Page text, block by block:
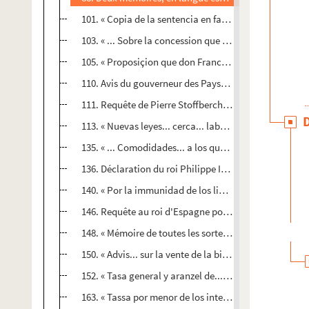
101. « Copia de la sentencia en favor de Joseph de
103. « ... Sobre la concession que S. Magestad pide
105. « Proposiçion que don Francisco de Carnica,
110. Avis du gouverneur des Pays-Bas aux habitants
111. Requête de Pierre Stoffberch, commissaire
113. « Nuevas leyes... cerca... labor y beneficio de
135. « ... Comodidades... a los que quisieren venir a
136. Déclaration du roi Philippe IV sur le commerce
140. « Por la immunidad de los libros al rey, nuestro
146. Requête au roi d'Espagne pour que les livres
148. « Mémoire de toutes les sortes d'usages ou
150. « Advis... sur la vente de la bibliothèque de M.
152. « Tasa general y aranzel de... las mercaderias...
163. « Tassa por menor de los intereses... por los